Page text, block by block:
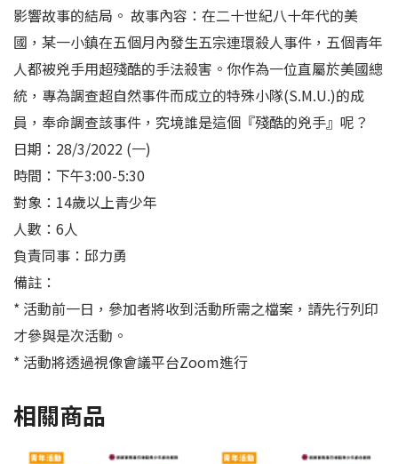
影響故事的結局。 故事內容：在二十世紀八十年代的美
國，某一小鎮在五個月內發生五宗連環殺人事件，五個青年
人都被兇手用超殘酷的手法殺害。你作為一位直屬於美國總
統，專為調查超自然事件而成立的特殊小隊(S.M.U.)的成
員，奉命調查該事件，究境誰是這個『殘酷的兇手』呢？
日期：28/3/2022 (一)
時間：下午3:00-5:30
對象：14歲以上青少年
人數：6人
負責同事：邱力勇
備註：
* 活動前一日，參加者將收到活動所需之檔案，請先行列印
才參與是次活動。
* 活動將透過視像會議平台Zoom進行
相關商品